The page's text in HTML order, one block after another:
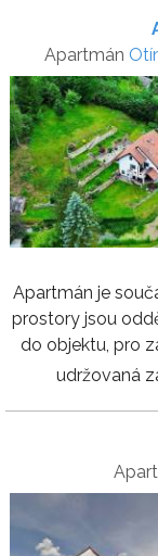
Apartmán
Apartmán je
prostory jsou
do objektu, pro
udržovaná